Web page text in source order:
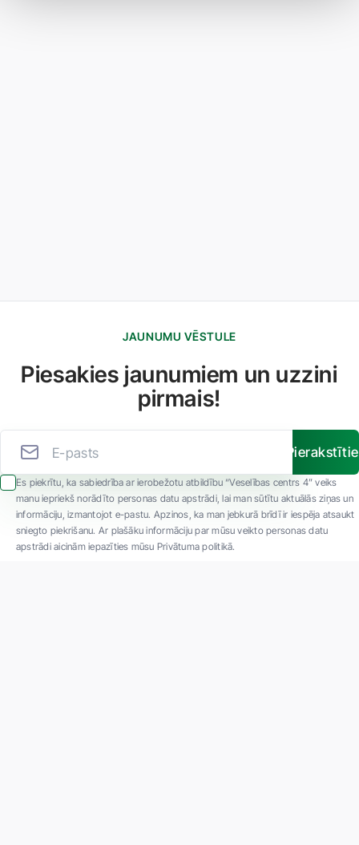
JAUNUMU VĒSTULE
Piesakies jaunumiem un uzzini
pirmais!
Es piekrītu, ka sabiedrība ar ierobežotu atbildību “Veselības centrs 4” veiks
manu iepriekš norādīto personas datu apstrādi, lai man sūtītu aktuālās ziņas un
informāciju, izmantojot e-pastu. Apzinos, ka man jebkurā brīdī ir iespēja atsaukt
sniegto piekrišanu. Ar plašāku informāciju par mūsu veikto personas datu
apstrādi aicinām iepazīties mūsu Privātuma politikā.